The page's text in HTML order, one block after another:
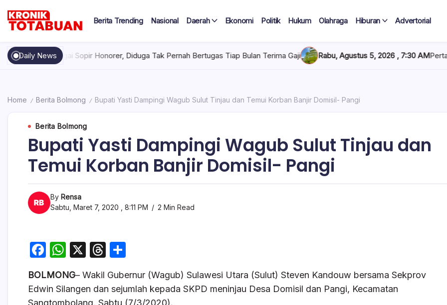
content
Totabuan
Terkini
hari
ini
Berita Trending Nasional Daerah Ekonomi Politik Hukum Olahraga Hiburan Advertorial
Daily News
Sopir Honorer, Diduga Tak Pernah Bertugas Tiap Bulan Terima Gaji Rabu, Agustus 5, 2026 , 7:30 AMPertamina Tambah
Home / Berita Bolmong / Bupati Yasti Dampingi Wagub Sulut Tinjau dan Temui Korban Banjir Domisil- Pangi
Berita Bolmong
Bupati Yasti Dampingi Wagub Sulut Tinjau dan
Temui Korban Banjir Domisil- Pangi
By Rensa
Sabtu, Maret 7, 2020 , 8:11 PM
2 Min Read
F
c
e
W
at
s
X
T
e
a
ar
e
BOLMONG– Wakil Gubernur (Wagub) Sulawesi Utara (Sulut) Steven Kandouw bersama Sekprov
Edwin Silangen dan sejumlah kepada SKPD meninjau Desa Domisil dan Pangi, Kecamatan
Sangtombolang, Sabtu (7/3/2020).